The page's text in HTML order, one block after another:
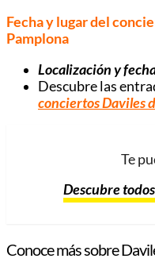
Fecha y lugar del
Pamplona
Localización y
Descubre las
conciertos Daviles
Te
Descubre
Conoce más sobre